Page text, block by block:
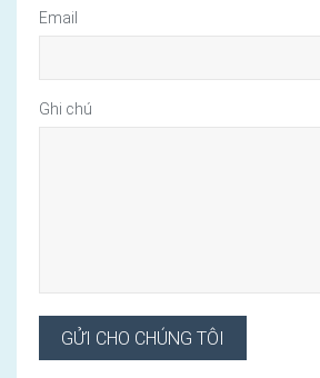
Email
Ghi chú